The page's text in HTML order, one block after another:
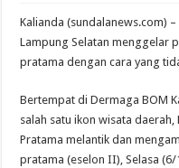
Kalianda (sundalanews.com)
Lampung Selatan menggelar
pratama dengan cara yang
Bertempat di Dermaga BOM
salah satu ikon wisata daerah,
Pratama melantik dan
pratama (eselon II), Selasa